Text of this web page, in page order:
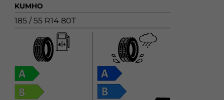
KUMHO
185 / 55 R14 80T